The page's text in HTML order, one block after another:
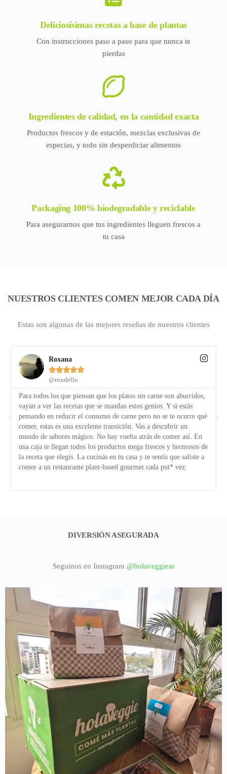
Deliciosísimas recetas a base de plantas
Con instrucciones paso a paso para que nunca te
pierdas
Ingredientes de calidad, en la cantidad exacta
Productos frescos y de estación, mezclas exclusivas de
especias, y todo sin desperdiciar alimentos
Packaging 100% biodegradable y reciclable
Para asegurarnos que tus ingredientes lleguen frescos a
tu casa
NUESTROS CLIENTES COMEN MEJOR CADA DÍA
Estas son algunas de las mejores reseñas de nuestros clientes
Roxana

@roxdello
Para todos los que piensan que los platos sin carne son aburridos,
vayan a ver las recetas que se mandan estos genios. Y si estás
pensando en reducir el consumo de carne pero no se te ocurre qué
comer, estas es una excelente transición. Vas a descubrir un
mundo de sabores mágico. No hay vuelta atrás de comer así. En
una caja te llegan todos los productos mega frescos y hermosos de
la receta que elegís. La cocinás en tu casa y te sentís que saliste a
comer a un restaurante plant-based gourmet cada put* vez.
DIVERSIÓN ASEGURADA
Seguinos en Instagram @holaveggiear